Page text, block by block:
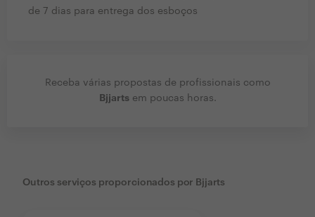
de 7 dias para entrega dos esboços
Receba várias propostas de profissionais como
Bjjartsem poucas horas.
Outros serviços proporcionados por Bjjarts